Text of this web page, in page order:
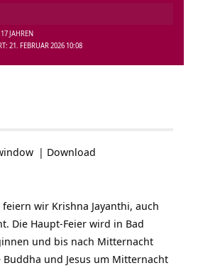
21. FEBRUAR 2026 10:08
JAHREN
| Download
feiern wir Krishna Jayanthi, auch
Die Haupt-Feier wird in Bad
und bis nach Mitternacht
und Jesus um Mitternacht